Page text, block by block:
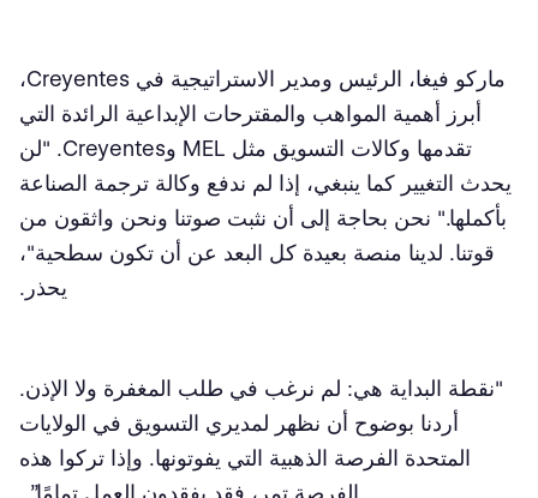
ماركو فيغا، الرئيس ومدير الاستراتيجية في Creyentes،
أبرز أهمية المواهب والمقترحات الإبداعية الرائدة التي
تقدمها وكالات التسويق مثل MEL وCreyentes. "لن
يحدث التغيير كما ينبغي، إذا لم ندفع وكالة ترجمة الصناعة
بأكملها." نحن بحاجة إلى أن نثبت صوتنا ونحن واثقون من
قوتنا. لدينا منصة بعيدة كل البعد عن أن تكون سطحية"،
يحذر.
"نقطة البداية هي: لم نرغب في طلب المغفرة ولا الإذن.
أردنا بوضوح أن نظهر لمديري التسويق في الولايات
المتحدة الفرصة الذهبية التي يفوتونها. وإذا تركوا هذه
الفرصة تمر، فقد يفقدون العمل تمامًا”.